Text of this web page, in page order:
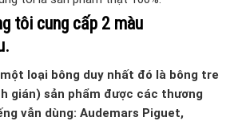
tôi cung cấp 2 màu
loại bông duy nhất đó là bông tre
gián) sản phẩm được các thương
vẫn dùng: Audemars Piguet,